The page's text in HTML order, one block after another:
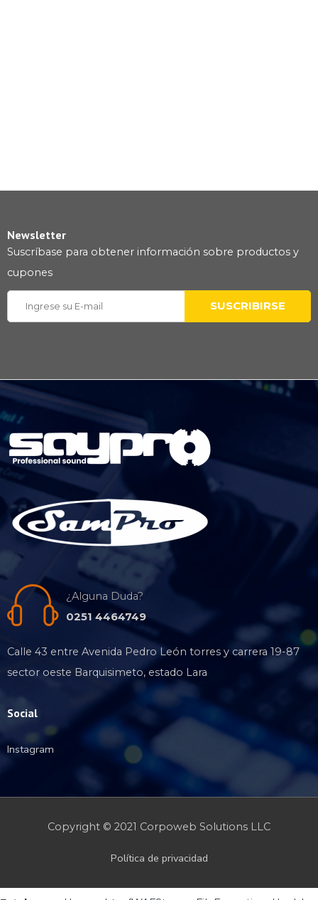
Newsletter
Suscríbase para obtener información sobre productos y
cupones
¿Alguna Duda?
0251 4464749
Calle 43 entre Avenida Pedro León torres y carrera 19-87
sector oeste Barquisimeto, estado Lara
Social
Instagram
Copyright © 2021 Corpoweb Solutions LLC
Política de privacidad